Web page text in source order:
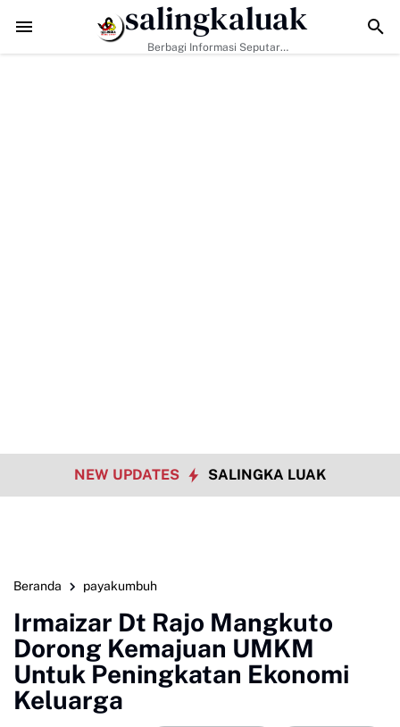
Data Sosial Jadi Kunci, Hj. Aida Dorong Nagari Aktif Pastikan
salingkaluak
Berbagi Informasi Seputar
NEW UPDATES SALINGKA LUAK
Beranda payakumbuh
Irmaizar Dt Rajo Mangkuto
Dorong Kemajuan UMKM
Untuk Peningkatan Ekonomi
Keluarga